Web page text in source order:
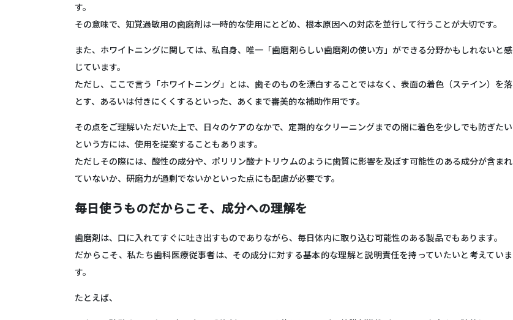
す。
その意味で、知覚過敏用の歯磨剤は一時的な使用にとどめ、根本原因への対応を並行して行うことが大切です。
また、ホワイトニングに関しては、私自身、唯一「歯磨剤らしい歯磨剤の使い方」ができる分野かもしれないと感
じています。
ただし、ここで言う「ホワイトニング」とは、歯そのものを漂白することではなく、 表面の着色（ステイン）を落
とす、あるいは付きにくくする といった、あくまで審美的な補助作用です。
その点をご理解いただいた上で、日々のケアのなかで、定期的なクリーニングまでの間に着色を少しでも防ぎたい
という方には、使用を提案することもあります。
ただしその際には、酸性の成分や、ポリリン酸ナトリウムのように歯質に影響を及ぼす可能性のある成分が含まれ
ていないか、研磨力が過剰でないかといった点にも配慮が必要です。
毎日使うものだからこそ、成分への理解を
歯磨剤は、口に入れてすぐに吐き出すものでありながら、 毎日体内に取り込む可能性のある製品でもあります。
だからこそ、私たち歯科医療従事者は、その成分に対する基本的な理解と説明責任を持っていたいと考えていま
す。
たとえば、